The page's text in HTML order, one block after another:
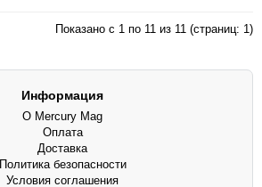
Показано с 1 по 11 из 11 (страниц: 1)
Информация
О Mercury Mag
Оплата
Доставка
Политика безопасности
Условия соглашения